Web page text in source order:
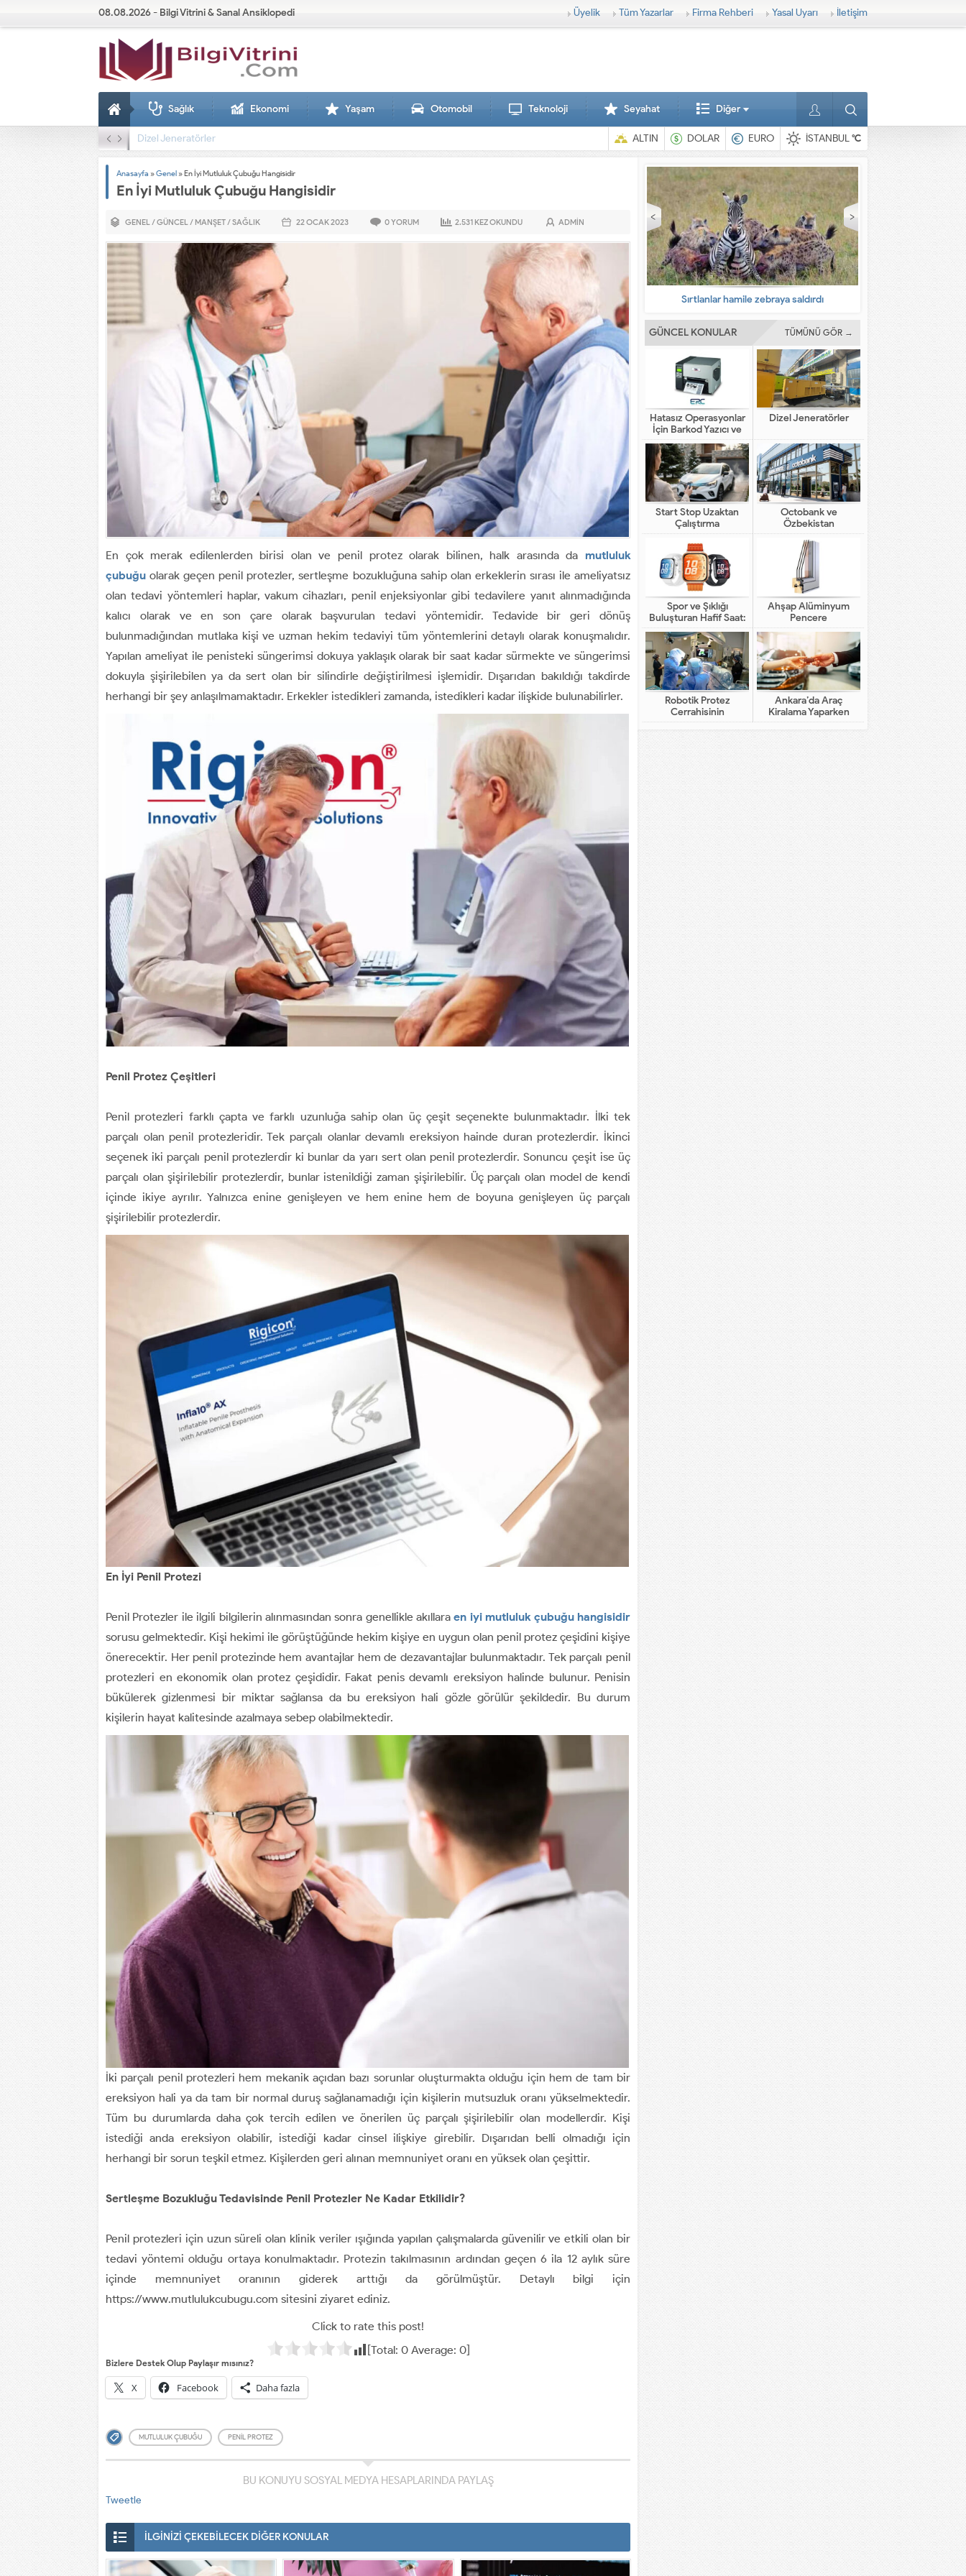
08.08.2026 - Bilgi Vitrini & Sanal Ansiklopedi Üyelik Tüm Yazarlar Firma Rehberi Yasal Uyarı İletişim
Sağlık Ekonomi Yaşam Otomobil Teknoloji Seyahat Diğer
Dizel Jeneratörler ALTIN DOLAR EURO İSTANBUL°C
Anasayfa »Genel »En İyi Mutluluk Çubuğu Hangisidir
En İyi Mutluluk Çubuğu Hangisidir
GENEL/GÜNCEL/ MANŞET/SAĞLIK 22 OCAK2023 0YORUM 2.531 KEZ OKUNDU ADMIN
En çok merak edilenlerden birisi olan ve penil protez olarak bilinen, halk arasında da mutluluk
çubuğu olarak geçen penil protezler, sertleşme bozukluğuna sahip olan erkeklerin sırası ile ameliyatsız
olan tedavi yöntemleri haplar, vakum cihazları, penil enjeksiyonlar gibi tedavilere yanıt alınmadığında
kalıcı olarak ve en son çare olarak başvurulan tedavi yöntemidir. Tedavide bir geri dönüş
bulunmadığından mutlaka kişi ve uzman hekim tedaviyi tüm yöntemlerini detaylı olarak konuşmalıdır.
Yapılan ameliyat ile penisteki süngerimsi dokuya yaklaşık olarak bir saat kadar sürmekte ve süngerimsi
dokuyla şişirilebilen ya da sert olan bir silindirle değiştirilmesi işlemidir. Dışarıdan bakıldığı takdirde
herhangi bir şey anlaşılmamaktadır. Erkekler istedikleri zamanda, istedikleri kadar ilişkide bulunabilirler.
Penil Protez Çeşitleri
Penil protezleri farklı çapta ve farklı uzunluğa sahip olan üç çeşit seçenekte bulunmaktadır. İlki tek
parçalı olan penil protezleridir. Tek parçalı olanlar devamlı ereksiyon hainde duran protezlerdir. İkinci
seçenek iki parçalı penil protezlerdir ki bunlar da yarı sert olan penil protezlerdir. Sonuncu çeşit ise üç
parçalı olan şişirilebilir protezlerdir, bunlar istenildiği zaman şişirilebilir. Üç parçalı olan model de kendi
içinde ikiye ayrılır. Yalnızca enine genişleyen ve hem enine hem de boyuna genişleyen üç parçalı
şişirilebilir protezlerdir.
En İyi Penil Protezi
Penil Protezler ile ilgili bilgilerin alınmasından sonra genellikle akıllaraen iyi mutluluk çubuğu hangisidir
sorusu gelmektedir. Kişi hekimi ile görüştüğünde hekim kişiye en uygun olan penil protez çeşidini kişiye
önerecektir. Her penil protezinde hem avantajlar hem de dezavantajlar bulunmaktadır. Tek parçalı penil
protezleri en ekonomik olan protez çeşididir. Fakat penis devamlı ereksiyon halinde bulunur. Penisin
bükülerek gizlenmesi bir miktar sağlansa da bu ereksiyon hali gözle görülür şekildedir. Bu durum
kişilerin hayat kalitesinde azalmaya sebep olabilmektedir.
İki parçalı penil protezleri hem mekanik açıdan bazı sorunlar oluşturmakta olduğu için hem de tam bir
ereksiyon hali ya da tam bir normal duruş sağlanamadığı için kişilerin mutsuzluk oranı yükselmektedir.
Tüm bu durumlarda daha çok tercih edilen ve önerilen üç parçalı şişirilebilir olan modellerdir. Kişi
istediği anda ereksiyon olabilir, istediği kadar cinsel ilişkiye girebilir. Dışarıdan belli olmadığı için
herhangi bir sorun teşkil etmez. Kişilerden geri alınan memnuniyet oranı en yüksek olan çeşittir.
Sertleşme Bozukluğu Tedavisinde Penil Protezler Ne Kadar Etkilidir?
Penil protezleri için uzun süreli olan klinik veriler ışığında yapılan çalışmalarda güvenilir ve etkili olan bir
tedavi yöntemi olduğu ortaya konulmaktadır. Protezin takılmasının ardından geçen 6 ila 12 aylık süre
içinde memnuniyet oranının giderek arttığı da görülmüştür. Detaylı bilgi için
https://www.mutlulukcubugu.com sitesini ziyaret ediniz.
Click to rate this post!
[Total: 0Average: 0]
Bizlere Destek Olup Paylaşır mısınız?
X Facebook Daha fazla
MUTLULUK ÇUBUĞU PENIL PROTEZ
BU KONUYU SOSYAL MEDYA HESAPLARINDA PAYLAŞ
Tweetle
İLGİNİZİ ÇEKEBİLECEK DİĞER KONULAR
Sırtlanlar hamile zebraya saldırdı En ilginç hayvanlar
GÜNCEL KONULAR TÜMÜNÜ GÖR →
Hatasız Operasyonlar
İçin Barkod Yazıcı ve
Otomasyon Sistemleri
Dizel Jeneratörler
Start Stop Uzaktan
Çalıştırma
Octobank ve
Özbekistan
Bankalarının Dijital
Finansal Altyapının
Gelişimindeki Yeni Rolü
Spor ve Şıklığı
Buluşturan Hafif Saat:
HUAWEI WATCH FIT 5
Pro
Ahşap Alüminyum
Pencere
Robotik Protez
Cerrahisinin
Geleneksel Cerrahiden
Farkı Nedir?
Ankara’da Araç
Kiralama Yaparken
Dikkat Edilecekler